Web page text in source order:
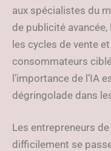
aux spécialistes du
de publicité
les cycles de vente
consommateurs
l’importance de l’IA
dégringolade dans
Les entrepreneurs
difficilement se